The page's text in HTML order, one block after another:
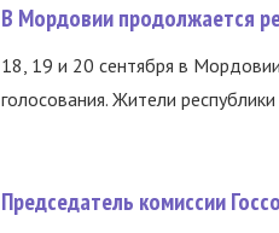
В Мордовии продолжается
18, 19 и 20 сентября в
голосования. Жители
Председатель комиссии